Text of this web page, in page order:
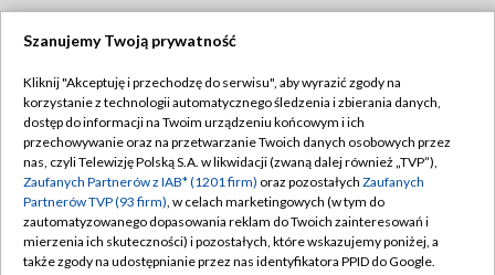
TVP
Abonament TVP
Emisja w TVP
Centrum informacji TVP
Naziemna Telewizja Cyfrowa
Regulamin TVP
Polityka prywatności
Moje zgody
Pomoc
Szanujemy Twoją prywatność
Kliknij "Akceptuję i przechodzę do serwisu", aby wyrazić zgody na
korzystanie z technologii automatycznego śledzenia i zbierania danych,
dostęp do informacji na Twoim urządzeniu końcowym i ich
przechowywanie oraz na przetwarzanie Twoich danych osobowych przez
nas, czyli Telewizję Polską S.A. w likwidacji (zwaną dalej również „TVP”),
Zaufanych Partnerów z IAB* (1201 firm) oraz pozostałych Zaufanych
Partnerów TVP (93 firm), w celach marketingowych (w tym do
zautomatyzowanego dopasowania reklam do Twoich zainteresowań i
mierzenia ich skuteczności) i pozostałych, które wskazujemy poniżej, a
także zgody na udostępnianie przez nas identyfikatora PPID do Google.